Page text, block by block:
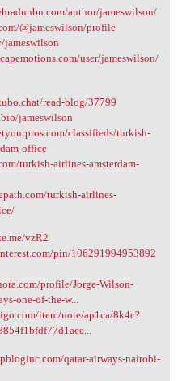
author/jameswilson/
@jameswilson/profile
user/jameswilson/
read-blog/37799
jameswilson
classifieds/turkish-
office
turkish-airlines-amsterdam-
turkish-airlines-
vzR2
pin/106291994953892
profile/Jorge-Wilson-
one-of-the-w...
item/note/ap1ca/8k4c?
qatar-airways-nairobi-